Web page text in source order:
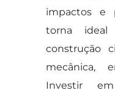
impactos e
torna ideal
construção
mecânica,
Investir